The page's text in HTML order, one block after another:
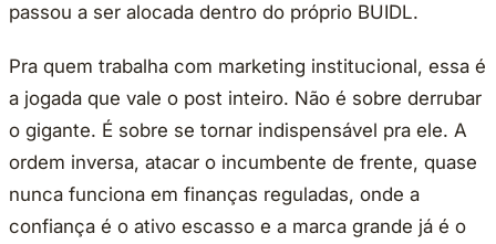
passou a ser alocada dentro do próprio BUIDL.
Pra quem trabalha com marketing institucional, essa é
a jogada que vale o post inteiro. Não é sobre derrubar
o gigante. É sobre se tornar indispensável pra ele. A
ordem inversa, atacar o incumbente de frente, quase
nunca funciona em finanças reguladas, onde a
confiança é o ativo escasso e a marca grande já é o